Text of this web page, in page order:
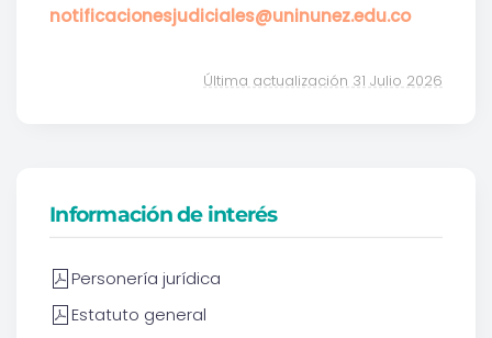
notificacionesjudiciales@uninunez.edu.co
Última actualización 31 Julio 2026
Información de interés
Personería jurídica
Estatuto general